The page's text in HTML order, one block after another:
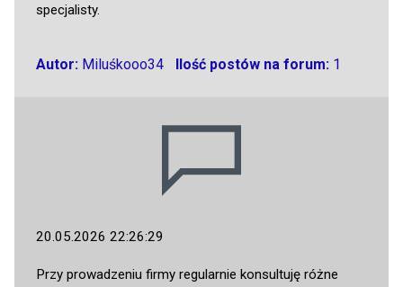
specjalisty.
Autor: Miluśkooo34 Ilość postów na forum:1
20.05.2026 22:26:29
Przy prowadzeniu firmy regularnie konsultuję różne